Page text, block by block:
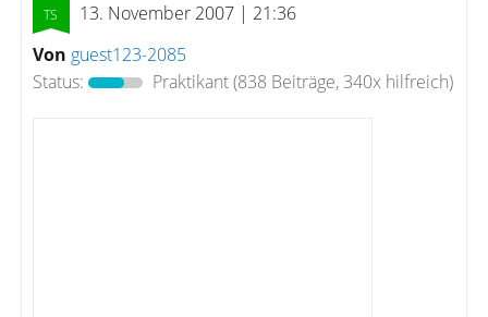
13. November 2007 | 21:36
Von guest123-2085
Status:
Praktikant(838 Beiträge, 340x hilfreich)